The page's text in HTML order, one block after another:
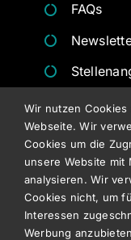
FAQs
Angebote
Wir nutzen
Webseite. Wir
Cookies um die
unsere Website mit
analysieren. Wir
Cookies nicht, um
Interessen
Werbung